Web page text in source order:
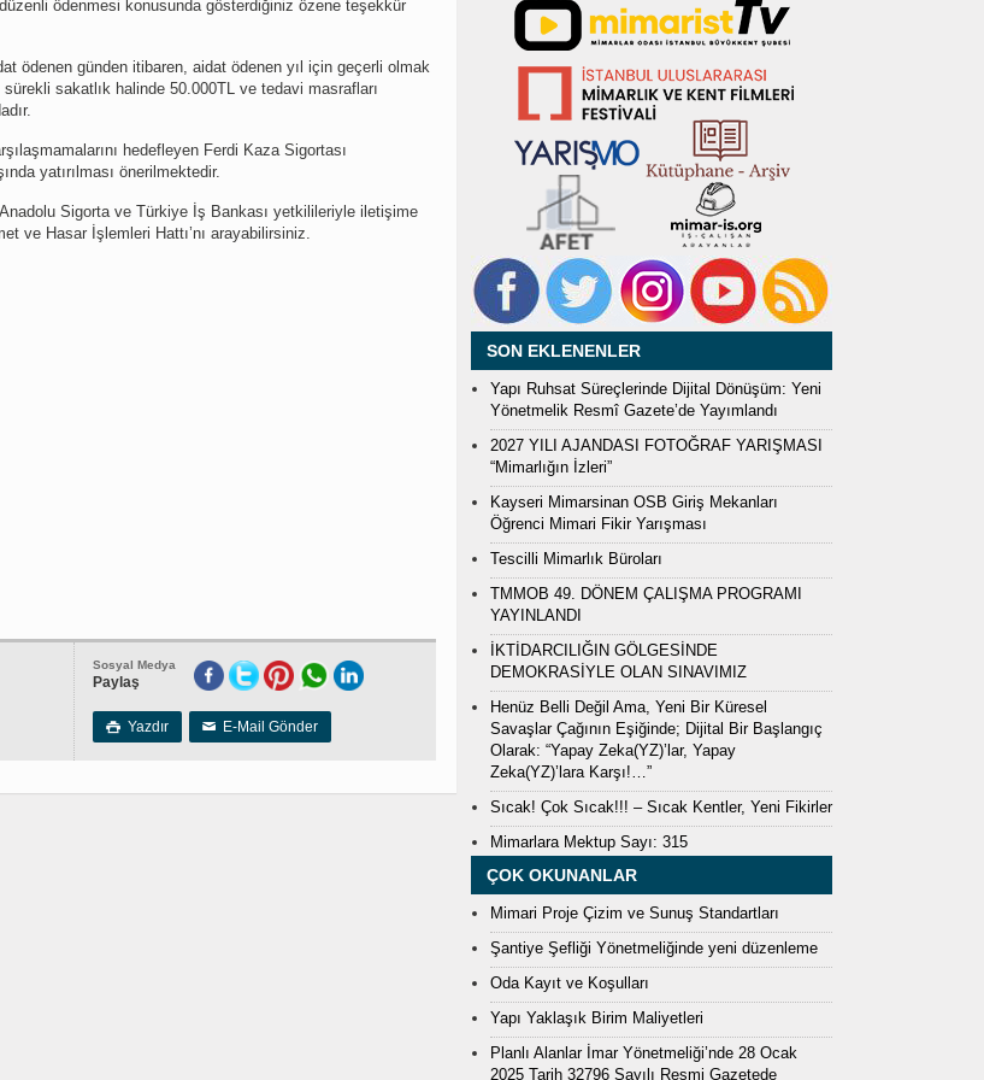
ödenmesi konusunda gösterdiğiniz özene teşekkür
ödenen günden itibaren, aidat ödenen yıl için geçerli olmak
sakatlık halinde 50.000TL ve tedavi masrafları
hedefleyen Ferdi Kaza Sigortası
yatırılması önerilmektedir.
Sigorta ve Türkiye İş Bankası yetkilileriyle iletişime
ve Hasar İşlemleri Hattı’nı arayabilirsiniz.
Sosyal Medya
Paylaş
 Yazdır ✉ E-Mail Gönder
SON EKLENENLER
Yapı Ruhsat Süreçlerinde Dijital Dönüşüm: Yeni
Yönetmelik Resmî Gazete’de Yayımlandı
2027 YILI AJANDASI FOTOĞRAF YARIŞMASI
“Mimarlığın İzleri”
Kayseri Mimarsinan OSB Giriş Mekanları
Öğrenci Mimari Fikir Yarışması
Tescilli Mimarlık Büroları
TMMOB 49. DÖNEM ÇALIŞMA PROGRAMI
YAYINLANDI
İKTİDARCILIĞIN GÖLGESİNDE
DEMOKRASİYLE OLAN SINAVIMIZ
Henüz Belli Değil Ama, Yeni Bir Küresel
Savaşlar Çağının Eşiğinde; Dijital Bir Başlangıç
Olarak: “Yapay Zeka(YZ)’lar, Yapay
Zeka(YZ)’lara Karşı!…”
Sıcak! Çok Sıcak!!! – Sıcak Kentler, Yeni Fikirler
Mimarlara Mektup Sayı: 315
ÇOK OKUNANLAR
Mimari Proje Çizim ve Sunuş Standartları
Şantiye Şefliği Yönetmeliğinde yeni düzenleme
Oda Kayıt ve Koşulları
Yapı Yaklaşık Birim Maliyetleri
Planlı Alanlar İmar Yönetmeliği’nde 28 Ocak
2025 Tarih 32796 Sayılı Resmi Gazetede